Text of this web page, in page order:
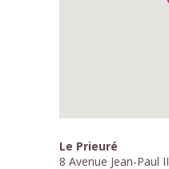
Le Prieuré
8 Avenue Jean-Paul II